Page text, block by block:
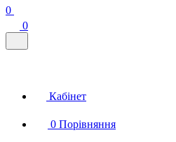
0
0
Кабінет
0 Порівняння